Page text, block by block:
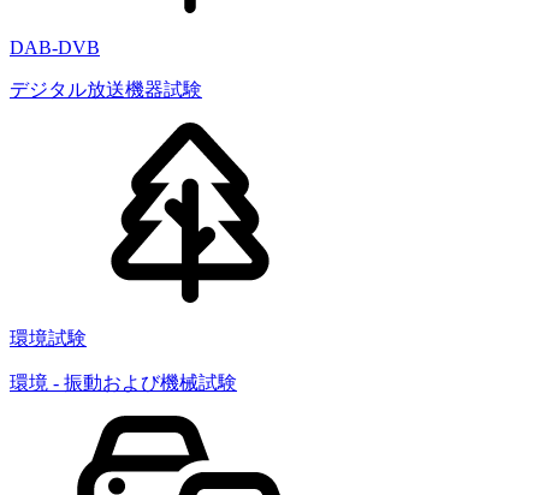
DAB-DVB
デジタル放送機器試験
環境試験
環境 - 振動および機械試験